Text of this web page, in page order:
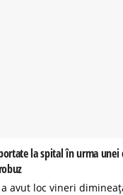
la spital în urma
avut loc vineri